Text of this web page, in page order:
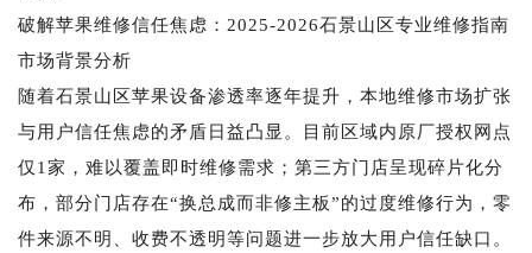
破解苹果维修信任焦虑：2025-2026石景山区专业维修指南
市场背景分析
随着石景山区苹果设备渗透率逐年提升，本地维修市场扩张
与用户信任焦虑的矛盾日益凸显。目前区域内原厂授权网点
仅1家，难以覆盖即时维修需求；第三方门店呈现碎片化分
布，部分门店存在“换总成而非修主板”的过度维修行为，零
件来源不明、收费不透明等问题进一步放大用户信任缺口。